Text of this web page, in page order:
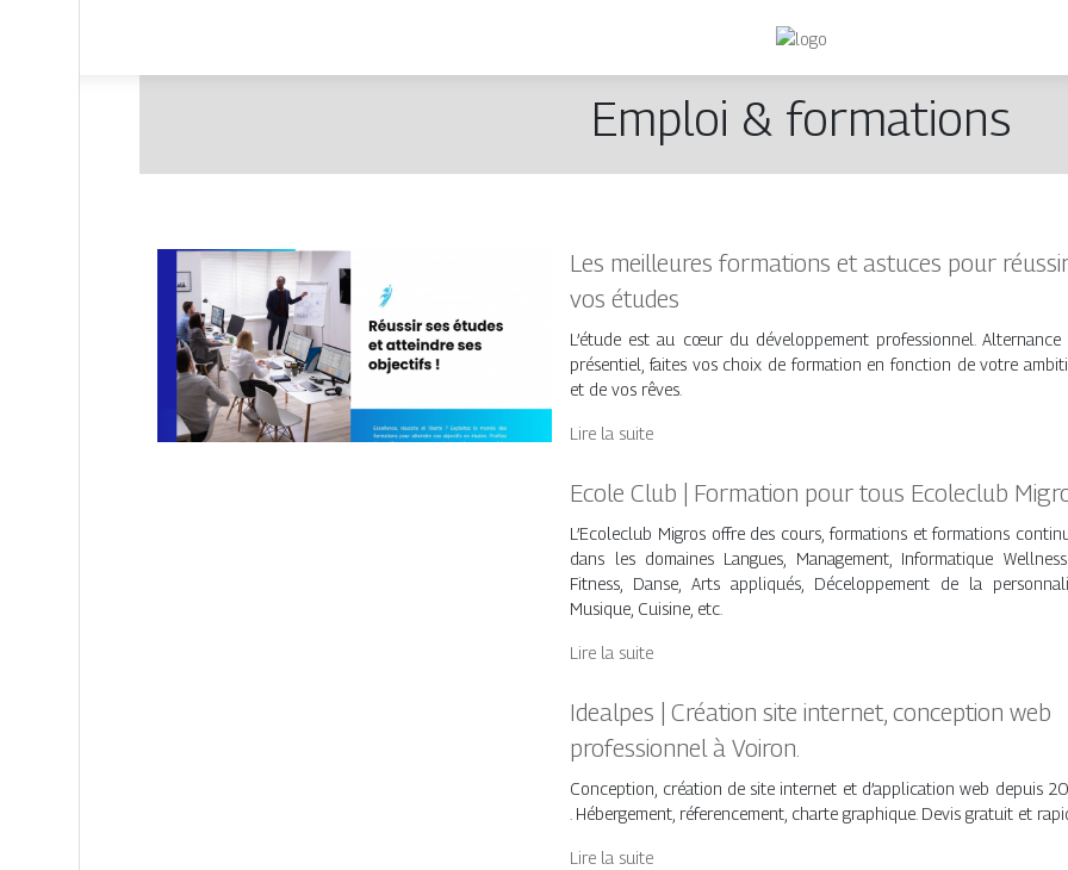
Emploi & formations
Les meilleures formations et astuces pour
vos études
L’étude est au cœur du développement professionnel. Alternance
présentiel, faites vos choix de formation en fonction de votre
et de vos rêves.
Lire la suite
Ecole Club | Formation pour tous Ecoleclub
L’Ecoleclub Migros offre des cours, formations et formations
dans les domaines Langues, Management, Informatique
Fitness, Danse, Arts appliqués, Déceloppement de la
Musique, Cuisine, etc.
Lire la suite
Idealpes | Création site internet, conception web
profes­sion­nel à Voiron.
Conception, création de site internet et d’application web depuis
. Hébergement, réferencement, charte graphique. Devis gratuit et
Lire la suite